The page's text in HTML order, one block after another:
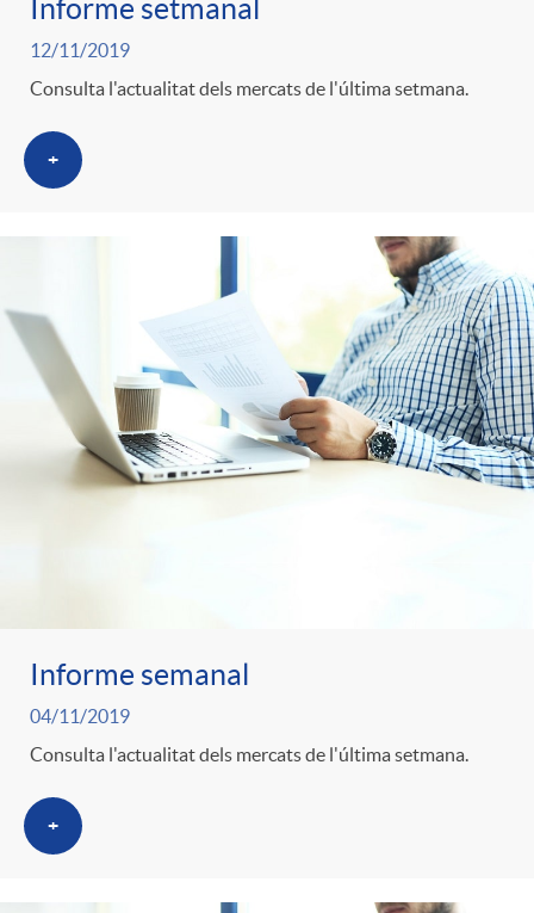
Informe setmanal
12/11/2019
Consulta l'actualitat dels mercats de l'última setmana.
+
Informe semanal
04/11/2019
Consulta l'actualitat dels mercats de l'última setmana.
+